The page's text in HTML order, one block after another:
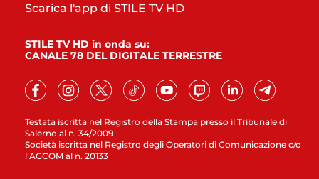
Testata iscritta nel Registro della Stampa presso il Tribunale di
Salerno al n. 34/2009
Società iscritta nel Registro degli Operatori di Comunicazione c/o
l’AGCOM al n. 20133
Scarica l'app di STILE TV HD
STILE TV HD in onda su:
CANALE 78 DEL DIGITALE TERRESTRE